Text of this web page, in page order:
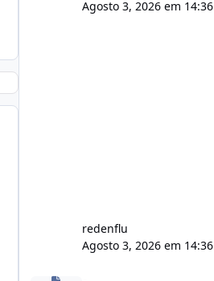
Agosto 3, 2026 em 14:36
redenflu
Agosto 3, 2026 em 14:36
Vulnerabilidade no famoso VOX